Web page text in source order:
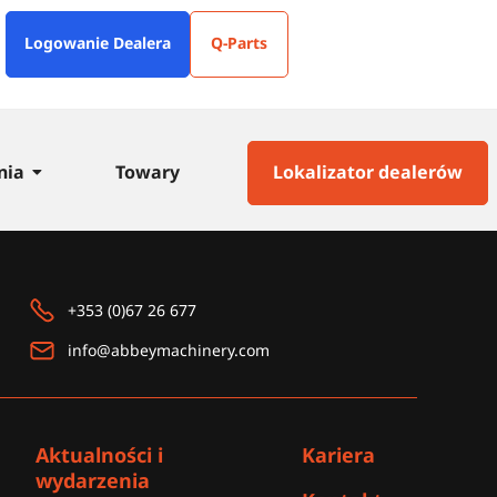
Logowanie Dealera Q-Parts
Towary Lokalizator dealerów
+353 (0)67 26 677
info@abbeymachinery.com
Aktualności i
wydarzenia
Kariera